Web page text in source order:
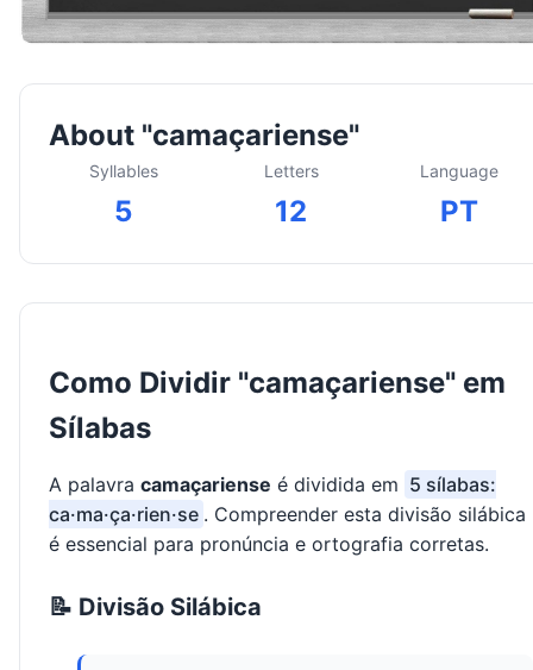
About "camaçariense"
Syllables
5
Letters
12
Language
PT
Como Dividir "camaçariense" em
Sílabas
A palavra camaçariense é dividida em 5 sílabas:
ca·ma·ça·rien·se . Compreender esta divisão silábica
é essencial para pronúncia e ortografia corretas.
📝 Divisão Silábica